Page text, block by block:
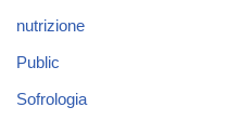
nutrizione
Public
Sofrologia